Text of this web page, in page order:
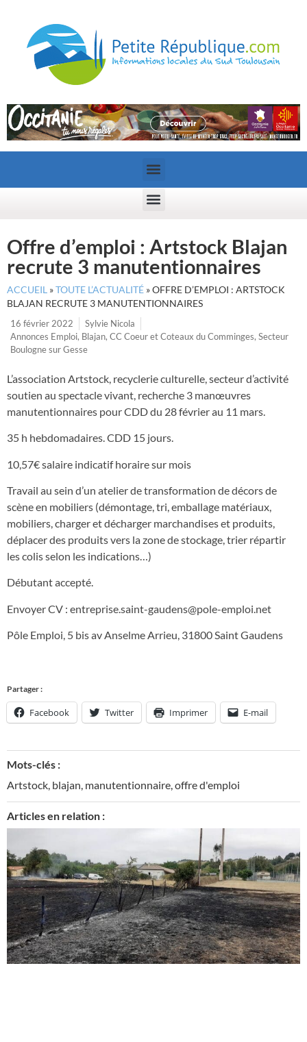
Offre d’emploi : Artstock Blajan
recrute 3 manutentionnaires
ACCUEIL »TOUTE L’ACTUALITÉ »OFFRE D’EMPLOI : ARTSTOCK
BLAJAN RECRUTE 3 MANUTENTIONNAIRES
16 février 2022
Sylvie Nicola
Annonces Emploi, Blajan, CC Coeur et Coteaux du Comminges, Secteur
Boulogne sur Gesse
L’association Artstock, recyclerie culturelle, secteur d’activité
soutien au spectacle vivant, recherche 3 manœuvres
manutentionnaires pour CDD du 28 février au 11 mars.
35 h hebdomadaires. CDD 15 jours.
10,57€ salaire indicatif horaire sur mois
Travail au sein d’un atelier de transformation de décors de
scène en mobiliers (démontage, tri, emballage matériaux,
mobiliers, charger et décharger marchandises et produits,
déplacer des produits vers la zone de stockage, trier répartir
les colis selon les indications…)
Débutant accepté.
Envoyer CV : entreprise.saint-gaudens@pole-emploi.net
Pôle Emploi, 5 bis av Anselme Arrieu, 31800 Saint Gaudens
Partager :
Facebook Twitter Imprimer E-mail
Mots-clés :
Artstock, blajan, manutentionnaire,offre d'emploi
Articles en relation :